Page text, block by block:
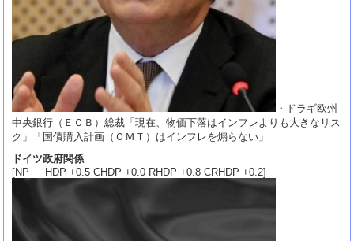
・ドラギ欧州
中央銀行（ＥＣＢ）総裁「現在、物価下落はインフレよりも大きなリス
ク」「国債購入計画（ＯＭＴ）はインフレを煽らない」
ドイツ政府関係
[NP HDP +0.5 CHDP +0.0 RHDP +0.8 CRHDP +0.2]